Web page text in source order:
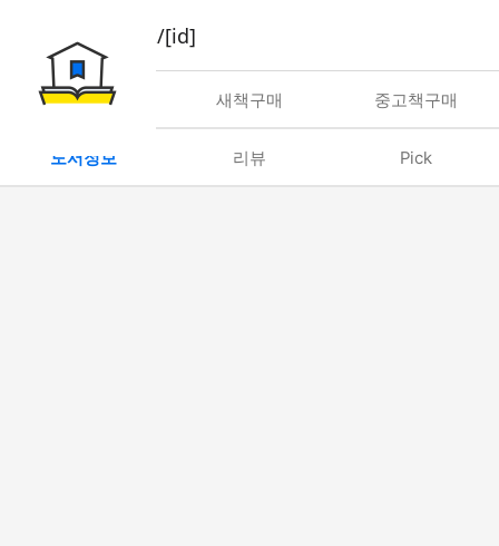
book/rent/[id]
대여 새책구매 중고책구매
도서정보 리뷰 Pick